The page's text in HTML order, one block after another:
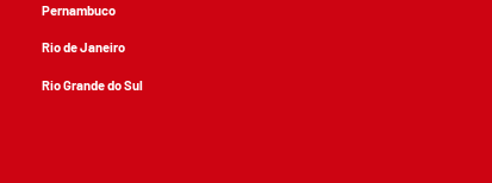
Pernambuco
Rio de Janeiro
Rio Grande do Sul